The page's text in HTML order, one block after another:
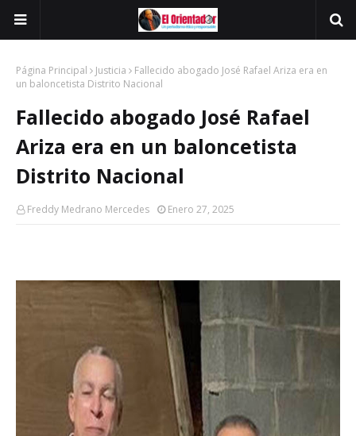
Página Principal Justicia
Fallecido abogado José Rafael Ariza era en
un baloncetista Distrito Nacional
Fallecido abogado José Rafael
Ariza era en un baloncetista
Distrito Nacional
Freddy Medrano Mercedes Enero 27, 2025